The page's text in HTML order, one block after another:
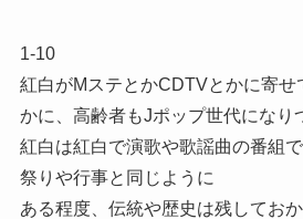
1-10
紅白がMステとかCDTVとかに寄
かに、高齢者もJポップ世代になり
紅白は紅白で演歌や歌謡曲の番組
祭りや行事と同じように
ある程度、伝統や歴史は残してお